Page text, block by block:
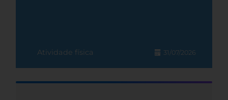
Atividade física 31/07/2026